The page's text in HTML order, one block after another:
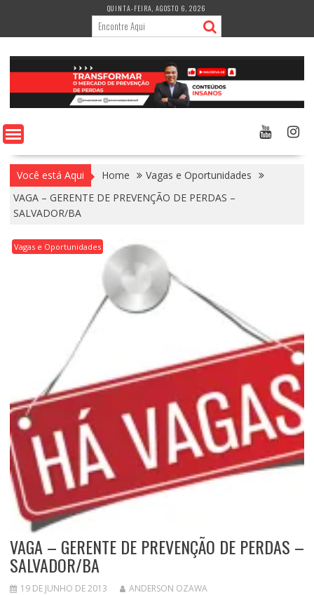
content
QUINTA-FEIRA, AGOSTO 6, 2026
Você está Aqui Home
Vagas e Oportunidades
VAGA – GERENTE DE PREVENÇÃO DE PERDAS –
SALVADOR/BA
Vagas e Oportunidades
VAGA – GERENTE DE PREVENÇÃO DE PERDAS –
SALVADOR/BA
19 DE JUNHO DE 2013 ANDERSON OZAWA